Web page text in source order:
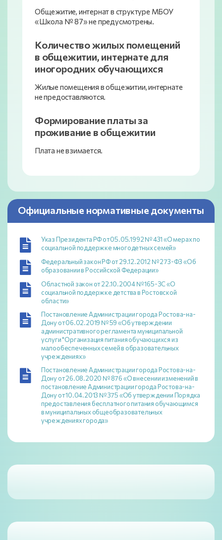
Общежитие, интернат в структуре МБОУ
«Школа № 87» не предусмотрены.
Количество жилых помещений
в общежитии, интернате для
иногородних обучающихся
Жилые помещения в общежитии, интернате
не предоставляются.
Формирование платы за
проживание в общежитии
Плата не взимается.
Официальные нормативные документы
Указ Президента РФ от 05.05.1992 № 431 «О мерах по
социальной поддержке многодетных семей»
Федеральный закон РФ от 29.12.2012 № 273-ФЗ «Об
образовании в Российской Федерации»
Областной закон от 22.10.2004 № 165-ЗС «О
социальной поддержке детства в Ростовской
области»
Постановление Администрации города Ростова-на-
Дону от 06.02.2019 № 59 «Об утверждении
административного регламента муниципальной
услуги "Организация питания обучающихся из
малообеспеченных семей в образовательных
учреждениях»
Постановление Администрации города Ростова-на-
Дону от 26.08.2020 № 876 «О внесении изменений в
постановление Администрации города Ростова-на-
Дону от 10.04.2013 № 375 «Об утверждении Порядка
предоставления бесплатного питания обучающимся
в муниципальных общеобразовательных
учреждениях города»